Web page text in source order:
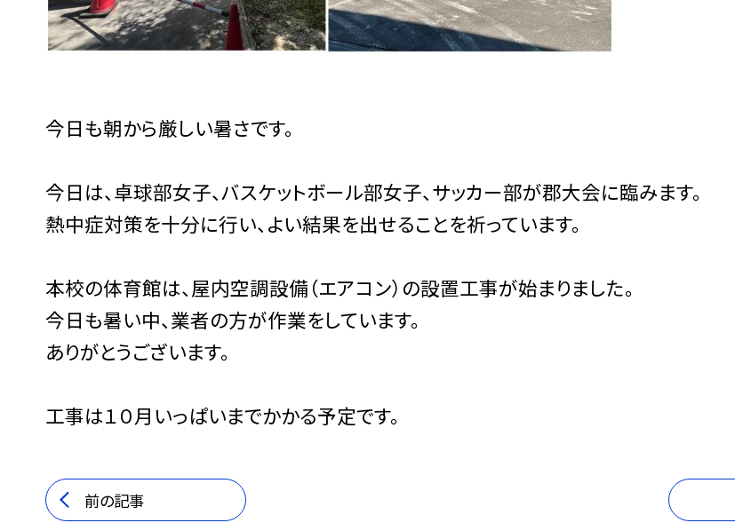
今日も朝から厳しい暑さです。
今日は、卓球部女子、バスケットボール部女子、サッカー部が郡大会に臨みます。
熱中症対策を十分に行い、よい結果を出せることを祈っています。
本校の体育館は、屋内空調設備（エアコン）の設置工事が始まりました。
今日も暑い中、業者の方が作業をしています。
ありがとうございます。
工事は１０月いっぱいまでかかる予定です。
前の記事